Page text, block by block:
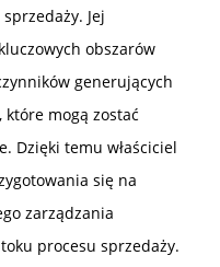
Jej
obszarów
generujących
mogą zostać
Dzięki temu właściciel
się na
zarządzania
procesu sprzedaży.